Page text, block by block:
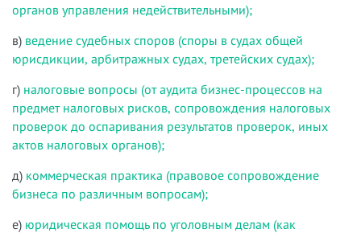
органов управления недействительными);
в) ведение судебных споров (споры в судах общей
юрисдикции, арбитражных судах, третейских судах);
г) налоговые вопросы (от аудита бизнес-процессов на
предмет налоговых рисков, сопровождения налоговых
проверок до оспаривания результатов проверок, иных
актов налоговых органов);
д) коммерческая практика (правовое сопровождение
бизнеса по различным вопросам);
е) юридическая помощь по уголовным делам (как